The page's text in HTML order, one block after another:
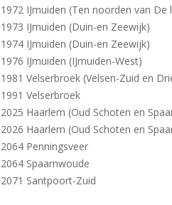
1972 IJmuiden (Ten noorden van
1973 IJmuiden (Duin-en Zeewijk)
1974 IJmuiden (Duin-en Zeewijk)
1976 IJmuiden (IJmuiden-West)
1981 Velserbroek (Velsen-Zuid en
1991 Velserbroek
2025 Haarlem (Oud Schoten en
2026 Haarlem (Oud Schoten en
2064 Penningsveer
2064 Spaarnwoude
2071 Santpoort-Zuid